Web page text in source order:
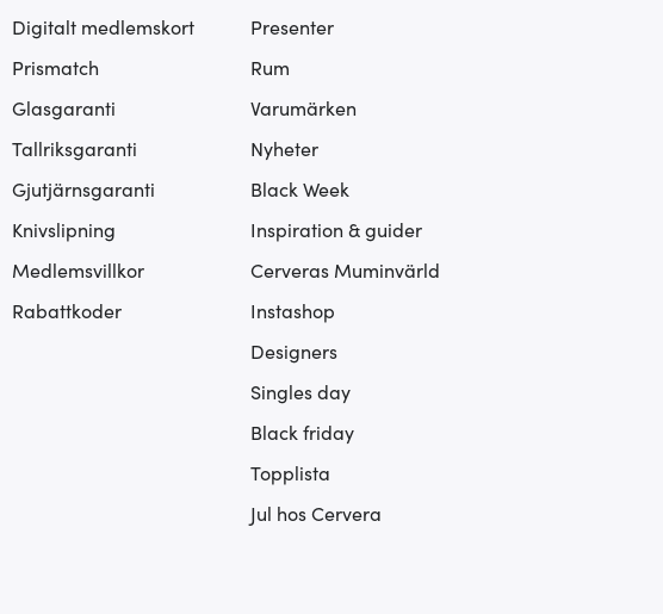
Digitalt medlemskort
Prismatch
Glasgaranti
Tallriksgaranti
Gjutjärnsgaranti
Knivslipning
Medlemsvillkor
Rabattkoder
Presenter
Rum
Varumärken
Nyheter
Black Week
Inspiration & guider
Cerveras Muminvärld
Instashop
Designers
Singles day
Black friday
Topplista
Jul hos Cervera